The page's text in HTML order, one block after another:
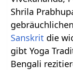
Shrila
Sanskrit die
gibt Yoga
Bengali